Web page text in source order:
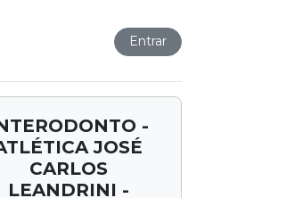
Entrar
-
JOSÉ
CARLOS
LEANDRINI -